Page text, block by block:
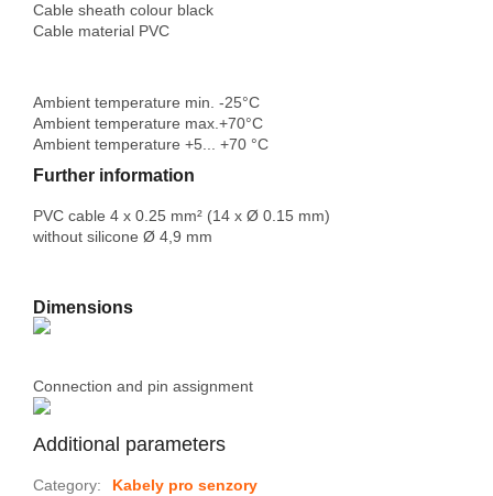
Cable sheath colour black
Cable material PVC
Ambient temperature min. -25°C
Ambient temperature max.+70°C
Ambient temperature +5... +70 °C
Further information
PVC cable 4 x 0.25 mm² (14 x Ø 0.15 mm)
without silicone Ø 4,9 mm
Dimensions
Connection and pin assignment
Additional parameters
Category:
Kabely pro senzory